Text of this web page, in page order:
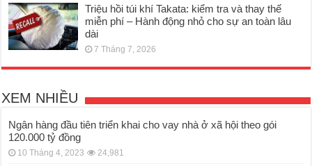
Triệu hồi túi khí Takata: kiểm tra và thay thế
miễn phí – Hành động nhỏ cho sự an toàn lâu
dài
7 Tháng 7, 2026
XEM NHIỀU
Ngân hàng đầu tiên triển khai cho vay nhà ở xã hội theo gói
120.000 tỷ đồng
10 Tháng 4, 2023 24,981